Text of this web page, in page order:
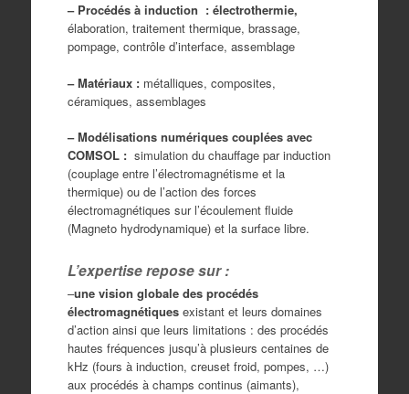
– Procédés à induction : électrothermie,
élaboration, traitement thermique, brassage,
pompage, contrôle d’interface, assemblage
– Matériaux :métalliques, composites,
céramiques, assemblages
– Modélisations numériques couplées avec
COMSOL :simulation du chauffage par induction
(couplage entre l’électromagnétisme et la
thermique) ou de l’action des forces
électromagnétiques sur l’écoulement fluide
(Magneto hydrodynamique) et la surface libre.
L’expertise repose sur :
–une vision globale des procédés
électromagnétiques existant et leurs domaines
d’action ainsi que leurs limitations : des procédés
hautes fréquences jusqu’à plusieurs centaines de
kHz (fours à induction, creuset froid, pompes, …)
aux procédés à champs continus (aimants),